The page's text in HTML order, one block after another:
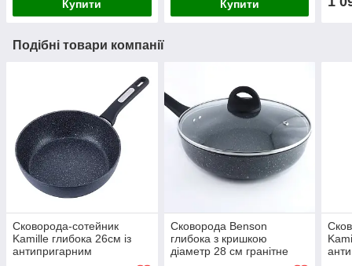
Купити Купити
Подібні товари компанії
Сковорода-сотейник
Kamille глибока 26см із
антипригарним
Сковорода Benson
глибока з кришкою
діаметр 28 см гранітне